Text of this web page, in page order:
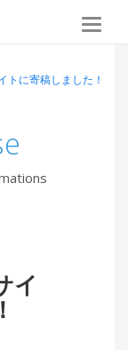
トに寄稿しました！
イ